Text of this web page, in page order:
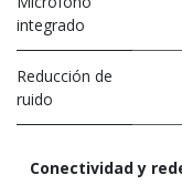
integrado
Reducción de
ruido
Conectividad y